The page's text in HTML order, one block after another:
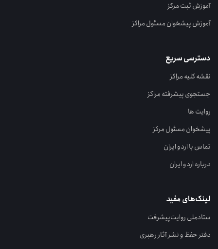
آموزش ثبت مرکز
آموزش پیشخوان مسئول مراکز
دسترسی سریع
نقشه کلیه مراکز
جستجوی پیشرفته مراکز
روایت ها
پیشخوان مسئول مرکز
تماس با اردو ایران
درباره اردو ایران
لینک‌های مفید
ستاد‌ملی روایت‌پیشرفت
دفتر حفظ و نشر آثار رهبری